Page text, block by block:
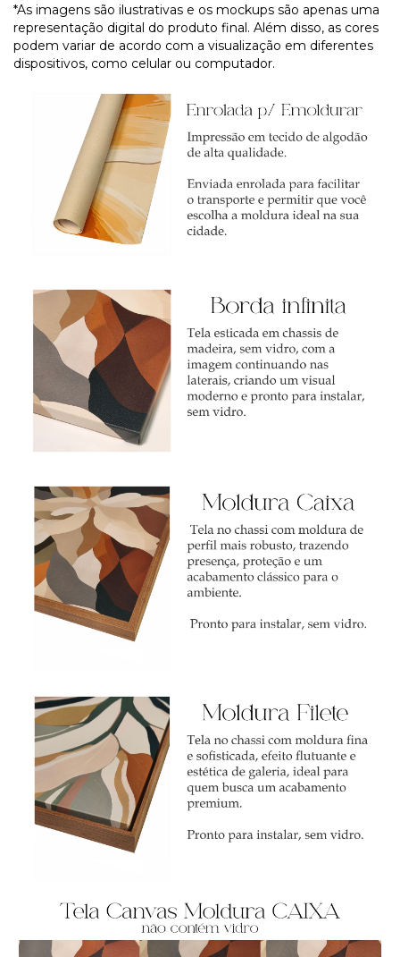
*As imagens são ilustrativas e os mockups são apenas uma
representação digital do produto final. Além disso, as cores
podem variar de acordo com a visualização em diferentes
dispositivos, como celular ou computador.